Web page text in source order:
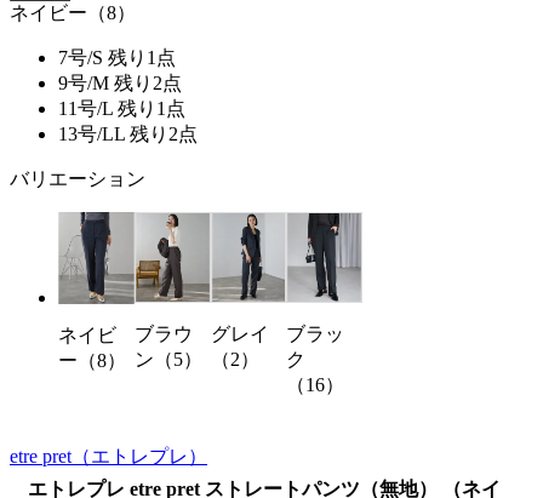
ネイビー（8）
7号/S 残り1点
9号/M 残り2点
11号/L 残り1点
13号/LL 残り2点
バリエーション
ネイビ
ー（8）
ブラウ
ン（5）
グレイ
（2）
ブラッ
ク
（16）
etre pret （エトレプレ）
エトレプレ etre pret ストレートパンツ（無地） （ネイ